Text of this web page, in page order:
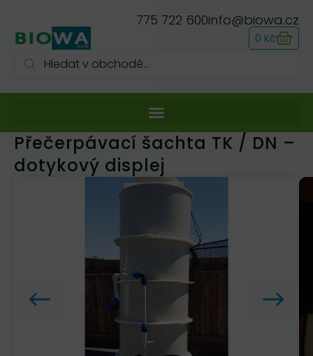
775 722 600info@biowa.cz
0 Kč
Přečerpávací šachta TK / DN –
dotykový displej